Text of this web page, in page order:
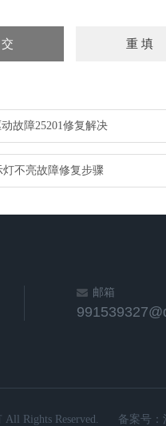
故障25201修复解决
灯不亮故障修复步骤
邮箱
Rights Reserved. 备案号：